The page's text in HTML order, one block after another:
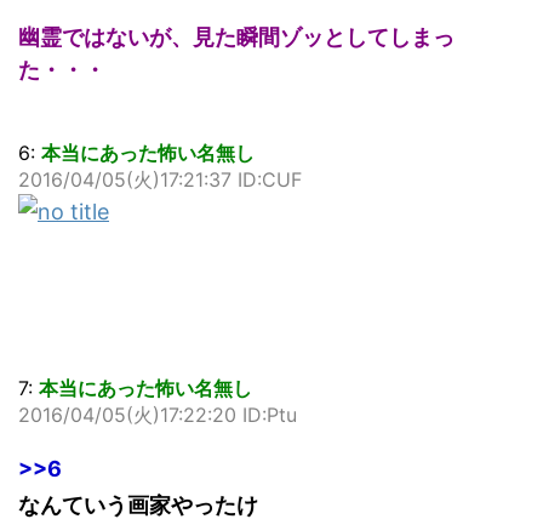
幽霊ではないが、見た瞬間ゾッとしてしまっ
た・・・
6: 本当にあった怖い名無し
2016/04/05(火)17:21:37 ID:CUF
7: 本当にあった怖い名無し
2016/04/05(火)17:22:20 ID:Ptu
>>6
なんていう画家やったけ